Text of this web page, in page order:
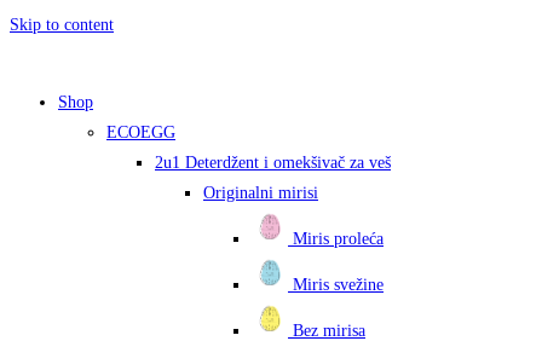
Skip to content
Shop
ECOEGG
2u1 Deterdžent i omekšivač za veš
Originalni mirisi
Miris proleća
Miris svežine
Bez mirisa